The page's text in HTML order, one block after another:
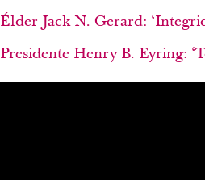
Élder Jack N. Gerard:
Presidente Henry B. Eyring: